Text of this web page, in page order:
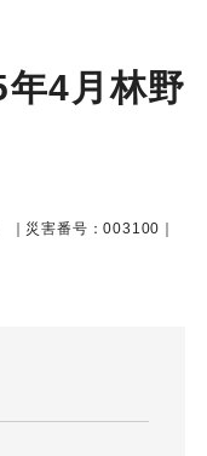
年4月林野
｜災害番号：003100｜